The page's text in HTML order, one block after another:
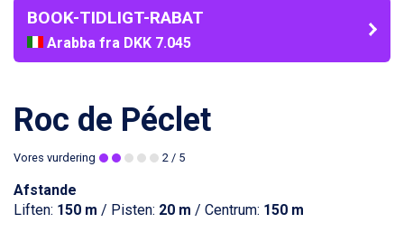
BOOK-TIDLIGT-RABAT
Arabba fra DKK 7.045
La Thuile fra DKK 4.595
Cervinia fra DKK 5.295
Bad Hofgastein fra DKK 5.495
Saalbach fra DKK 5.945
Sölden fra DKK 8.445
Champoluc fra DKK 3.795
Sestriere fra DKK 4.395
Roc de Péclet
Vores vurdering 2 / 5
Afstande
Liften: 150 m / Pisten: 20 m / Centrum: 150 m